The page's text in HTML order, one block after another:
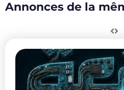
Annonces de la